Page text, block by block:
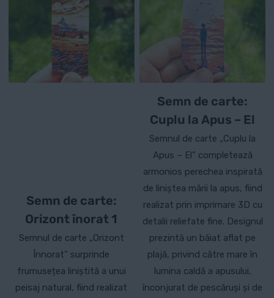
Semn de carte:
Orizont înorat 1
Semnul de carte „Orizont
Înnorat” surprinde
frumusețea liniștită a unui
peisaj natural, fiind realizat
Semn de carte:
Cuplu la Apus – El
Semnul de carte „Cuplu la
Apus – El” completează
armonios perechea inspirată
de liniștea mării la apus, fiind
realizat prin imprimare 3D cu
detalii reliefate fine. Designul
prezintă un băiat aflat pe
plajă, privind către mare în
lumina caldă a apusului,
înconjurat de pescăruși și de